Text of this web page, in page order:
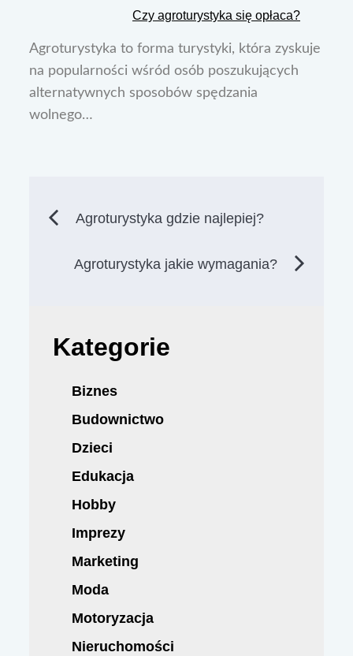
Czy agroturystyka się opłaca?
Agroturystyka to forma turystyki, która zyskuje
na popularności wśród osób poszukujących
alternatywnych sposobów spędzania
wolnego…
Nawigacja
wpisu
Agroturystyka gdzie najlepiej?
Agroturystyka jakie wymagania?
Kategorie
Biznes
Budownictwo
Dzieci
Edukacja
Hobby
Imprezy
Marketing
Moda
Motoryzacja
Nieruchomości